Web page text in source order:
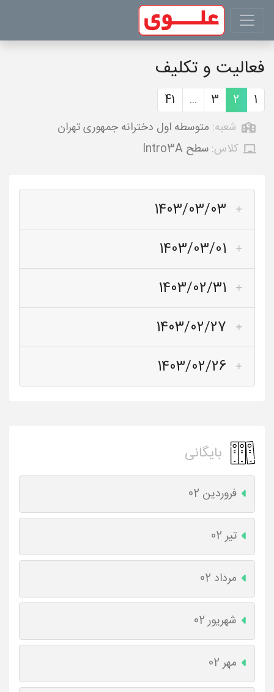
فعالیت و تکلیف
1
2
3
...
41
شعبه: متوسطه اول دخترانه جمهوری تهران
کلاس: سطح Intro3A
1403/03/03
1403/03/01
1403/02/31
1403/02/27
1403/02/26
بایگانی
فروردین 02
تیر 02
مرداد 02
شهریور 02
مهر 02